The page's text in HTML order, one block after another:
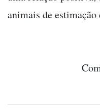
animais de